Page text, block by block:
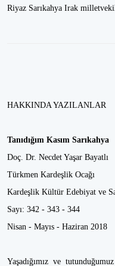
Riyaz Sarıkahya Irak
HAKKINDA YAZILANLAR
Tanıdığım Kasım Sarıkahya
Doç. Dr. Necdet Yaşar Bayatlı
Türkmen Kardeşlik Ocağı
Kardeşlik Kültür Edebiyat ve
Sayı: 342 - 343 - 344
Nisan - Mayıs - Haziran 2018
Yaşadığımız ve